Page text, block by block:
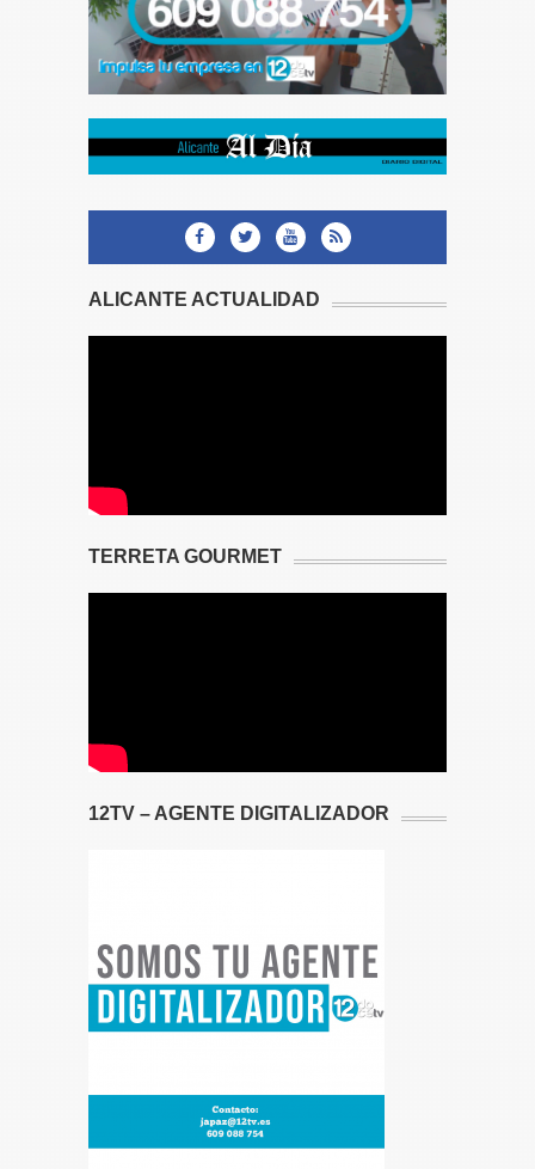
ALICANTE ACTUALIDAD
TERRETA GOURMET
12TV – AGENTE DIGITALIZADOR